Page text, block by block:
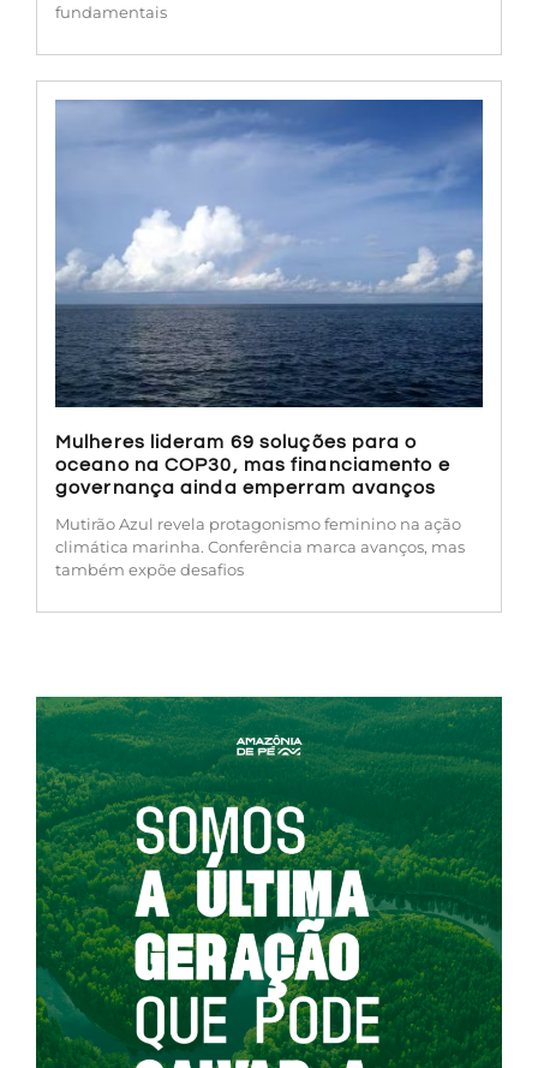
fundamentais
Mulheres lideram 69 soluções para o
oceano na COP30, mas financiamento e
governança ainda emperram avanços
Mutirão Azul revela protagonismo feminino na ação
climática marinha. Conferência marca avanços, mas
também expõe desafios